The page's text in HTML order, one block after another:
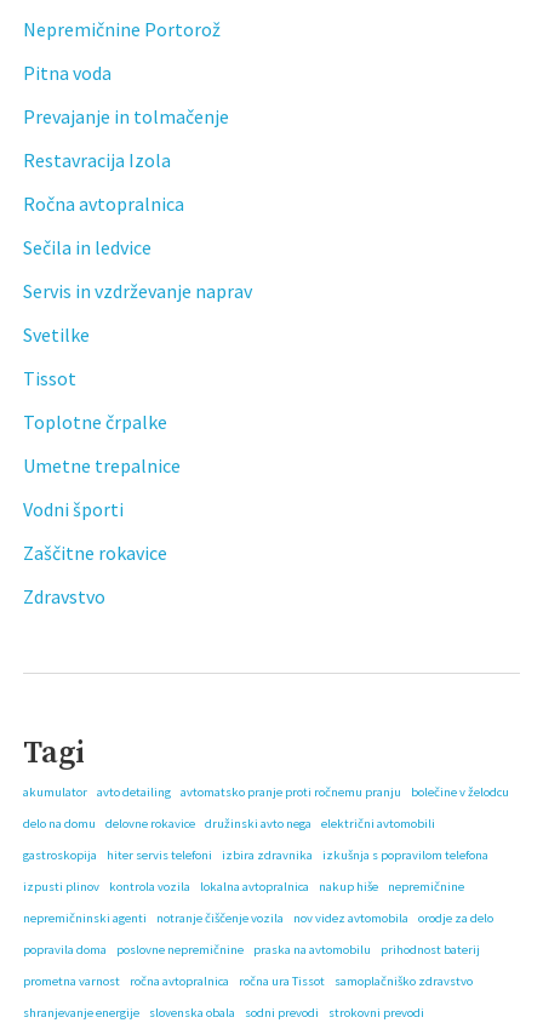
Nepremičnine Portorož
Pitna voda
Prevajanje in tolmačenje
Restavracija Izola
Ročna avtopralnica
Sečila in ledvice
Servis in vzdrževanje naprav
Svetilke
Tissot
Toplotne črpalke
Umetne trepalnice
Vodni športi
Zaščitne rokavice
Zdravstvo
Tagi
akumulator avto detailing avtomatsko pranje proti ročnemu pranju
bolečine v želodcu
delo na domu
delovne rokavice družinski avto nega
električni avtomobili
gastroskopija
hiter servis telefoni izbira zdravnika
izkušnja s popravilom telefona
izpusti plinov
kontrola vozila lokalna avtopralnica nakup hiše
nepremičnine
nepremičninski agenti
notranje čiščenje vozila nov videz avtomobila
orodje za delo
popravila doma
poslovne nepremičnine praska na avtomobilu
prihodnost baterij
prometna varnost
ročna avtopralnica ročna ura Tissot
samoplačniško zdravstvo
shranjevanje energije
slovenska obala sodni prevodi strokovni prevodi